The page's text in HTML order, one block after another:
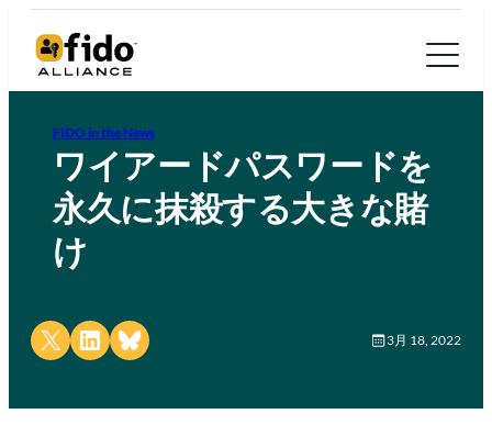
FIDO in the News
ワイアードパスワードを
永久に抹殺する大きな賭
け
Share on X Share on LinkedIn
Share on Bluesky 3月 18, 2022